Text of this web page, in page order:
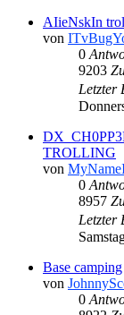
AIieNskIn
von
0
9203
Letzter
TROLLING
von
0
8957
Letzter
Base camping
von
0